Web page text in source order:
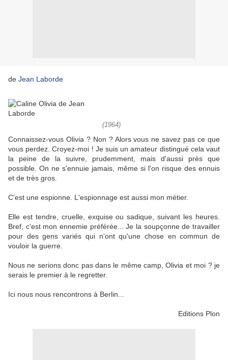
de Jean Laborde
(1964)
Connaissez-vous Olivia ? Non ? Alors vous ne savez pas ce que
vous perdez. Croyez-moi ! Je suis un amateur distingué cela vaut
la peine de la suivre, prudemment, mais d'aussi près que
possible. On ne s'ennuie jamais, même si l'on risque des ennuis
et de très gros.
C'est une espionne. L'espionnage est aussi mon métier.
Elle est tendre, cruelle, exquise ou sadique, suivant les heures.
Bref, c'est mon ennemie préférée... Je la soupçonne de travailler
pour des gens variés qui n'ont qu'une chose en commun de
vouloir la guerre.
Nous ne serions donc pas dans le même camp, Olivia et moi ? je
serais le premier à le regretter.
Ici nous nous rencontrons à Berlin...
Editions Plon